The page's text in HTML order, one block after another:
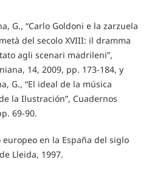
G., “Carlo Goldoni e la zarzuela
del secolo XVIII: il dramma
agli scenari madrileni”,
14, 2009, pp. 173-184, y
G., “El ideal de la música
la Ilustración”, Cuadernos
69-90.
europeo en la España del siglo
Lleida, 1997.